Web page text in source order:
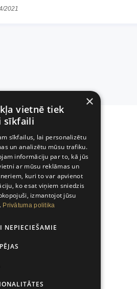
2021
numurs
-
×
vietnē tiek
sīkfaili
sīkfailus, lai personalizētu
un analizētu mūsu trafiku.
informāciju par to, kā jūs
ar mūsu reklāmas un
kuri to var apvienot
ko esat viņiem sniedzis
izmantojot jūsu
Privātuma politika
NEPIECIEŠAMIE